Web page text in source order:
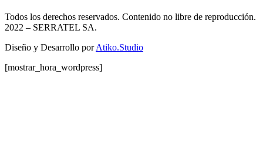
Todos los derechos reservados. Contenido no libre de reproducción.
2022 – SERRATEL SA.
Diseño y Desarrollo porAtiko.Studio
[mostrar_hora_wordpress]